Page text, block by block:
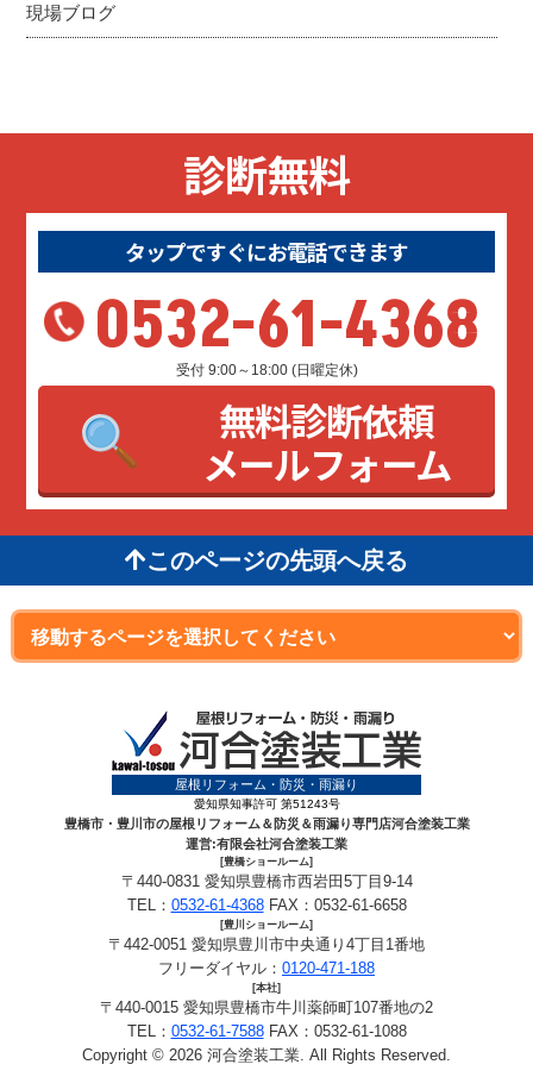
現場ブログ
診断無料
タップですぐにお電話できます
0532-61-4368
受付 9:00～18:00 (日曜定休)
無料診断依頼
メールフォーム
このページの先頭へ戻る
屋根リフォーム・防災・雨漏り
愛知県知事許可 第51243号
豊橋市・豊川市の屋根リフォーム＆防災＆雨漏り専門店河合塗装工業
運営:有限会社河合塗装工業
[豊橋ショールーム]
〒440-0831 愛知県豊橋市西岩田5丁目9-14
TEL： 0532-61-4368FAX：0532-61-6658
[豊川ショールーム]
〒442-0051 愛知県豊川市中央通り4丁目1番地
フリーダイヤル： 0120-471-188
[本社]
〒440-0015 愛知県豊橋市牛川薬師町107番地の2
TEL： 0532-61-7588FAX：0532-61-1088
Copyright © 2026 河合塗装工業. All Rights Reserved.